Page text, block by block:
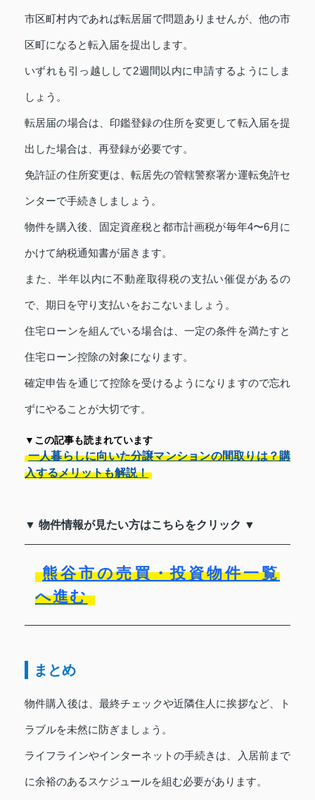
市区町村内であれば転居届で問題ありませんが、他の市
区町になると転入届を提出します。
いずれも引っ越しして2週間以内に申請するようにしま
しょう。
転居届の場合は、印鑑登録の住所を変更して転入届を提
出した場合は、再登録が必要です。
免許証の住所変更は、転居先の管轄警察署か運転免許セ
ンターで手続きしましょう。
物件を購入後、固定資産税と都市計画税が毎年4〜6月に
かけて納税通知書が届きます。
また、半年以内に不動産取得税の支払い催促があるの
で、期日を守り支払いをおこないましょう。
住宅ローンを組んでいる場合は、一定の条件を満たすと
住宅ローン控除の対象になります。
確定申告を通じて控除を受けるようになりますので忘れ
ずにやることが大切です。
▼この記事も読まれています
一人暮らしに向いた分譲マンションの間取りは？購
入するメリットも解説！
▼ 物件情報が見たい方はこちらをクリック ▼
熊谷市の売買・投資物件一覧
へ進む
まとめ
物件購入後は、最終チェックや近隣住人に挨拶など、ト
ラブルを未然に防ぎましょう。
ライフラインやインターネットの手続きは、入居前まで
に余裕のあるスケジュールを組む必要があります。